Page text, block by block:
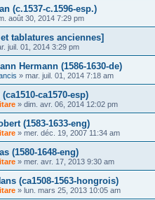
(c.1537-c.1596-esp.)
août 30, 2014 7:29 pm
tablatures anciennes]
juil. 01, 2014 3:29 pm
Hermann (1586-1630-de)
» mar. juil. 01, 2014 7:18 am
ca1570-esp)
» dim. avr. 06, 2014 12:02 pm
(1583-1633-eng)
» mer. déc. 19, 2007 11:34 am
(1580-1648-eng)
» mer. avr. 17, 2013 9:30 am
(ca1508-1563-hongrois)
» lun. mars 25, 2013 10:05 am